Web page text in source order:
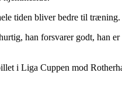
tiden bliver bedre til
han forsvarer godt,
i Liga Cuppen mod